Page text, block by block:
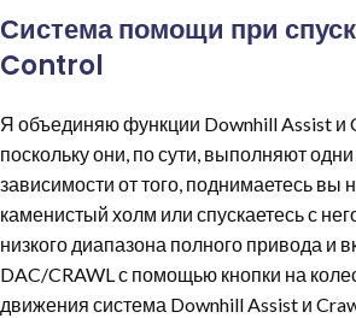
Система помощи при
Control
Я объединяю функции Downhill Assist и
поскольку они, по сути, выполняют
зависимости от того, поднимаетесь вы
каменистый холм или спускаетесь с
низкого диапазона полного привода и
DAC/CRAWL с помощью кнопки на
движения система Downhill Assist и